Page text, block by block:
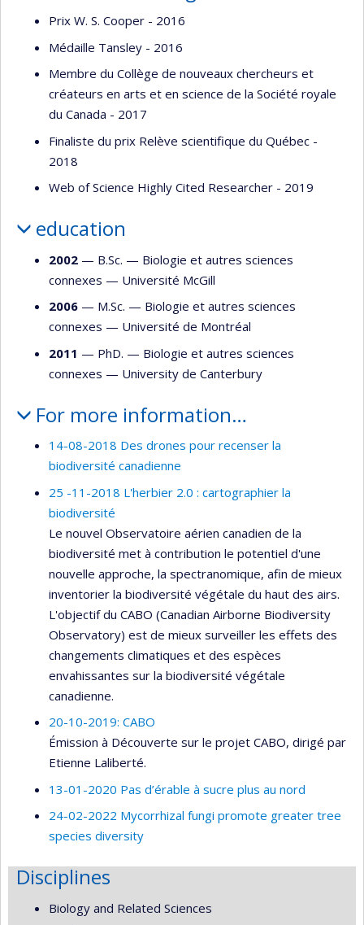
Prix W. S. Cooper - 2016
Médaille Tansley - 2016
Membre du Collège de nouveaux chercheurs et
créateurs en arts et en science de la Société royale
du Canada - 2017
Finaliste du prix Relève scientifique du Québec -
2018
Web of Science Highly Cited Researcher - 2019
education
2002 — B.Sc. — Biologie et autres sciences
connexes — Université McGill
2006 — M.Sc. — Biologie et autres sciences
connexes — Université de Montréal
2011 — PhD. — Biologie et autres sciences
connexes — University de Canterbury
For more information…
14-08-2018 Des drones pour recenser la
biodiversité canadienne
25 -11-2018 L'herbier 2.0 : cartographier la
biodiversité
Le nouvel Observatoire aérien canadien de la
biodiversité met à contribution le potentiel d'une
nouvelle approche, la spectranomique, afin de mieux
inventorier la biodiversité végétale du haut des airs.
L'objectif du CABO (Canadian Airborne Biodiversity
Observatory) est de mieux surveiller les effets des
changements climatiques et des espèces
envahissantes sur la biodiversité végétale
canadienne.
20-10-2019: CABO
Émission à Découverte sur le projet CABO, dirigé par
Etienne Laliberté.
13-01-2020 Pas d’érable à sucre plus au nord
24-02-2022 Mycorrhizal fungi promote greater tree
species diversity
Disciplines
Biology and Related Sciences